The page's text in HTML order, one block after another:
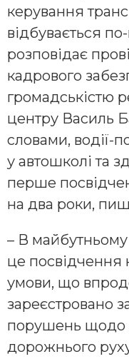
керування
відбувається
розповідає
кадрового
громадськістю
центру Василь
словами, водії-
у автошколі та
перше
на два роки,
– В
це посвідчення
умови, що
зареєстровано
порушень щодо
дорожнього